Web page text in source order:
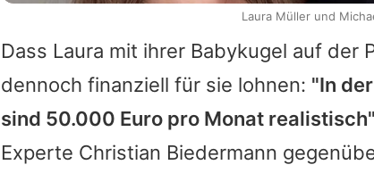
Dass Laura mit ihrer Babykugel auf der
dennoch finanziell für sie lohnen: "In
sind 50.000 Euro pro Monat realistisch"
Experte Christian Biedermann
Laura Müller und